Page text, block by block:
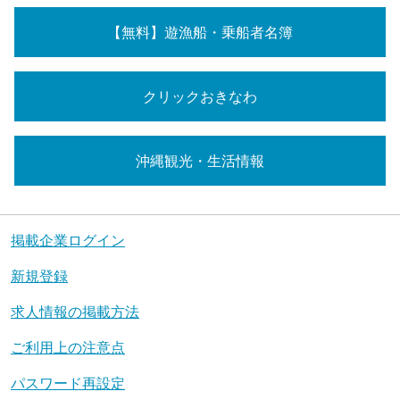
【無料】遊漁船・乗船者名簿
クリックおきなわ
沖縄観光・生活情報
掲載企業ログイン
新規登録
求人情報の掲載方法
ご利用上の注意点
パスワード再設定